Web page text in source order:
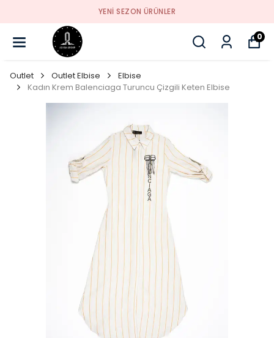
YENI SEZON ÜRÜNLER
0
Outlet Outlet Elbise
Elbise
Kadın Krem Balenciaga Turuncu Çizgili Keten Elbise